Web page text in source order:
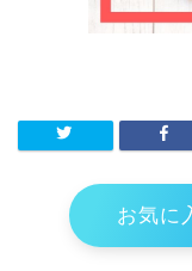
お気に